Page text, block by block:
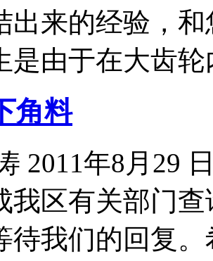
出来的经验，
是由于在大齿轮
角料
2011年8月29
我区有关部门
待我们的回复